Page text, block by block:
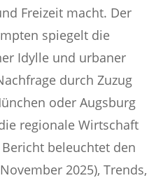
Freizeit macht. Der
spiegelt die
Idylle und urbaner
durch Zuzug
oder Augsburg
regionale Wirtschaft
beleuchtet den
2025), Trends,